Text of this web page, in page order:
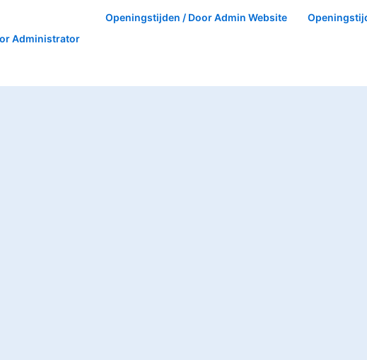
Administrator
Openingstijden / DoorAdmin Website